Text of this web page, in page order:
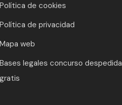
Política de cookies
Política de privacidad
Mapa web
Bases legales concurso despedida
gratis